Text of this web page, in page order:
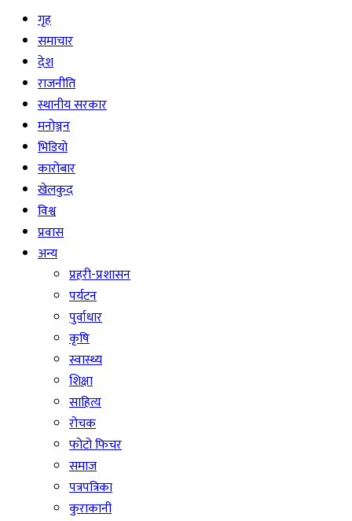
गृह
समाचार
देश
राजनीति
स्थानीय सरकार
मनोञ्जन
भिडियो
कारोबार
खेलकुद
विश्व
प्रवास
अन्य
प्रहरी-प्रशासन
पर्यटन
पुर्वाधार
कृषि
स्वास्थ्य
शिक्षा
साहित्य
रोचक
फोटो फिचर
समाज
पत्रपत्रिका
कुराकानी